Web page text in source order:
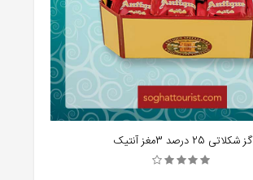
گز شکلاتی 25 درصد 3مغز آنتیک